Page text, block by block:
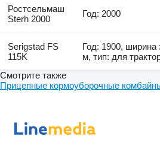
Ростсельмаш
Sterh 2000
Год: 2000
Serigstad FS
115K
Год: 1900, ширина
м, тип: для
Смотрите также
Прицепные кормоуборочные